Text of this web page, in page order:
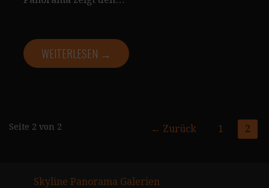
WEITERLESEN →
Seite
Seite 2 von 2 ← Zurück 1 2
Skyline Panorama Galerien